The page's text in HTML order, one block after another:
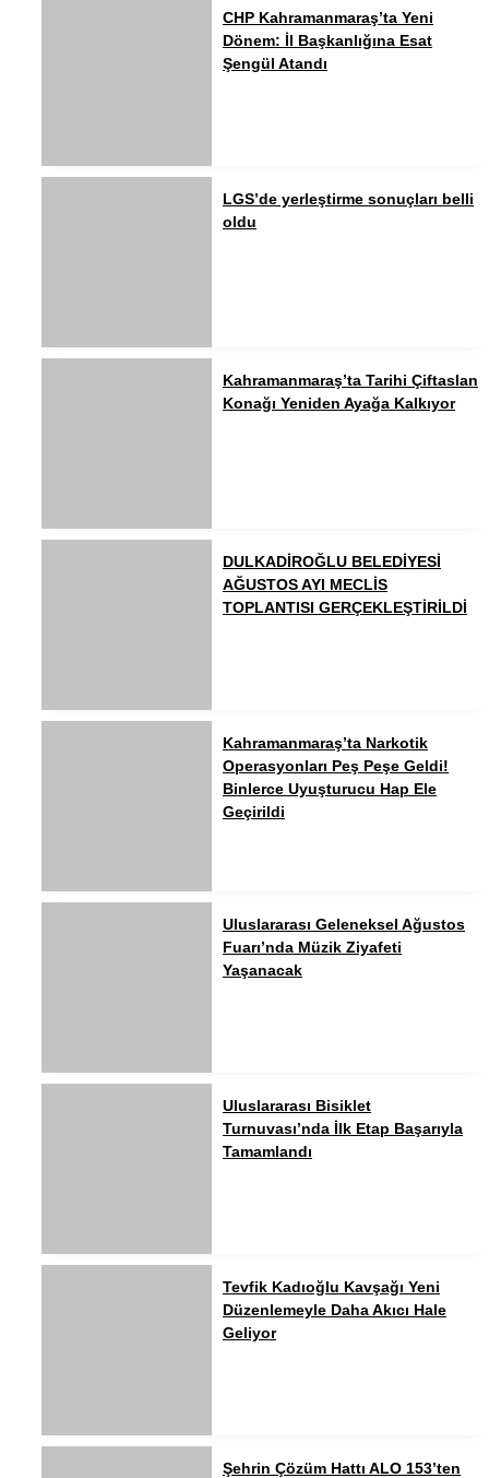
CHP Kahramanmaraş’ta Yeni
Dönem: İl Başkanlığına Esat
Şengül Atandı
LGS’de yerleştirme sonuçları belli
oldu
Kahramanmaraş’ta Tarihi Çiftaslan
Konağı Yeniden Ayağa Kalkıyor
DULKADİROĞLU BELEDİYESİ
AĞUSTOS AYI MECLİS
TOPLANTISI GERÇEKLEŞTİRİLDİ
Kahramanmaraş’ta Narkotik
Operasyonları Peş Peşe Geldi!
Binlerce Uyuşturucu Hap Ele
Geçirildi
Uluslararası Geleneksel Ağustos
Fuarı’nda Müzik Ziyafeti
Yaşanacak
Uluslararası Bisiklet
Turnuvası’nda İlk Etap Başarıyla
Tamamlandı
Tevfik Kadıoğlu Kavşağı Yeni
Düzenlemeyle Daha Akıcı Hale
Geliyor
Şehrin Çözüm Hattı ALO 153’ten